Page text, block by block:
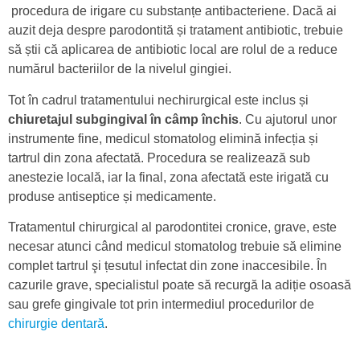
procedura de irigare cu substanțe antibacteriene. Dacă ai
auzit deja despre parodontită și tratament antibiotic, trebuie
să știi că aplicarea de antibiotic local are rolul de a reduce
numărul bacteriilor de la nivelul gingiei.
Tot în cadrul tratamentului nechirurgical este inclus și
chiuretajul subgingival în câmp închis. Cu ajutorul unor
instrumente fine, medicul stomatolog elimină infecția și
tartrul din zona afectată. Procedura se realizează sub
anestezie locală, iar la final, zona afectată este irigată cu
produse antiseptice și medicamente.
Tratamentul chirurgical al parodontitei cronice, grave, este
necesar atunci când medicul stomatolog trebuie să elimine
complet tartrul şi țesutul infectat din zone inaccesibile. În
cazurile grave, specialistul poate să recurgă la adiție osoasă
sau grefe gingivale tot prin intermediul procedurilor de
chirurgie dentară.